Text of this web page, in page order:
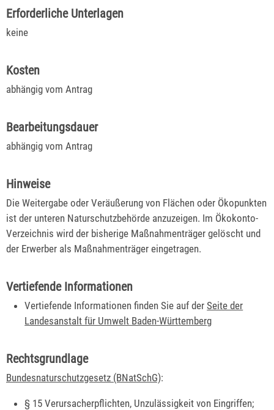
Erforderliche Unterlagen
keine
Kosten
abhängig vom Antrag
Bearbeitungsdauer
abhängig vom Antrag
Hinweise
Die Weitergabe oder Veräußerung von Flächen oder Ökopunkten
ist der unteren Naturschutzbehörde anzuzeigen. Im Ökokonto-
Verzeichnis wird der bisherige Maßnahmenträger gelöscht und
der Erwerber als Maßnahmenträger eingetragen.
Vertiefende Informationen
Vertiefende Informationen finden Sie auf derSeite der
Landesanstalt für Umwelt Baden-Württemberg
Rechtsgrundlage
Bundesnaturschutzgesetz (BNatSchG):
§ 15 Verursacherpflichten, Unzulässigkeit von Eingriffen;